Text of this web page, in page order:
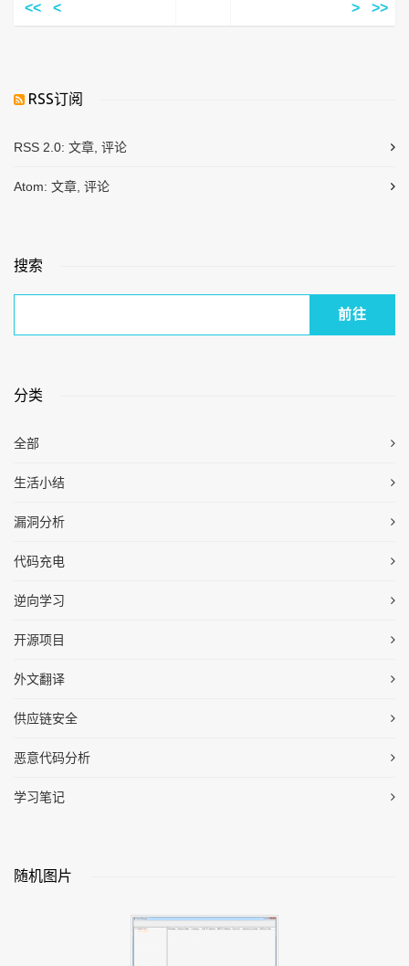
<< < > >>
RSS订阅
RSS 2.0: 文章 评论
Atom: 文章 评论
搜索
分类
全部
生活小结
漏洞分析
代码充电
逆向学习
开源项目
外文翻译
供应链安全
恶意代码分析
学习笔记
随机图片